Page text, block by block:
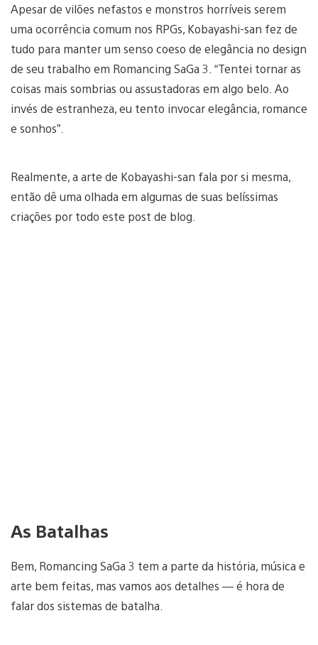
Apesar de vilões nefastos e monstros horríveis serem
uma ocorrência comum nos RPGs, Kobayashi-san fez de
tudo para manter um senso coeso de elegância no design
de seu trabalho em Romancing SaGa 3. “Tentei tornar as
coisas mais sombrias ou assustadoras em algo belo. Ao
invés de estranheza, eu tento invocar elegância, romance
e sonhos”.
Realmente, a arte de Kobayashi-san fala por si mesma,
então dê uma olhada em algumas de suas belíssimas
criações por todo este post de blog.
As Batalhas
Bem, Romancing SaGa 3 tem a parte da história, música e
arte bem feitas, mas vamos aos detalhes — é hora de
falar dos sistemas de batalha.